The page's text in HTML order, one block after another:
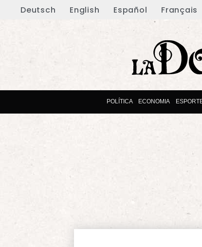
Deutsch English Español Français
POLÍTICA ECONOMIA